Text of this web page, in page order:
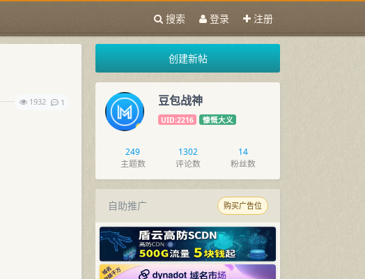
搜索 登录 注册
1932
1
创建新帖
豆包战神
UID:2216 慷慨大义
249
主题数
1302
评论数
14
粉丝数
自助推广 购买广告位